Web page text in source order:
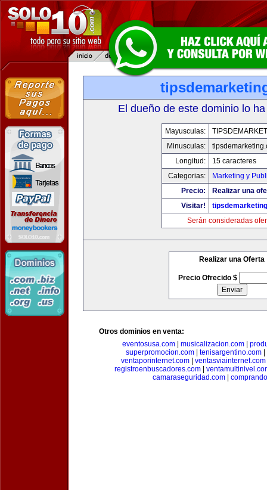
El dueño de este dominio lo
Mayusculas:
Minusculas:
Longitud:
15 caracteres
Categorias:
Marketing y
Precio:
Realizar una
Visitar!
Serán consideradas
Realizar una Oferta
Precio Ofrecido $
Otros dominios en venta:
eventosusa.com| musicalizacion.com|
superpromocion.com
tenisargentino.com
ventaporinternet.com
ventasviainternet.com
registroenbuscadores.com
camaraseguridad.com|